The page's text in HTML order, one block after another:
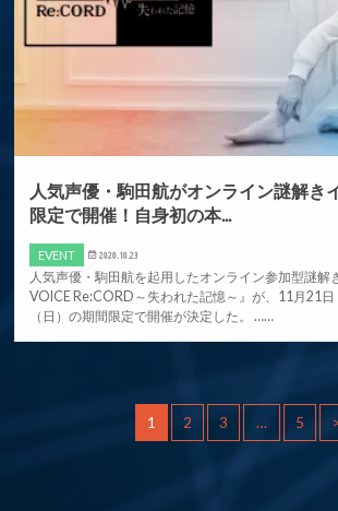
人気声優・駒田航がオンライン謎解き
限定で開催！自身初の本...
EVENT 2020.10.23
人気声優・駒田航を起用したオンライン参加型謎解
VOICE Re:CORD～失われた記憶～』が、11月21日
（日）の期間限定で開催が決定した。 ……
1 2 3 … 5